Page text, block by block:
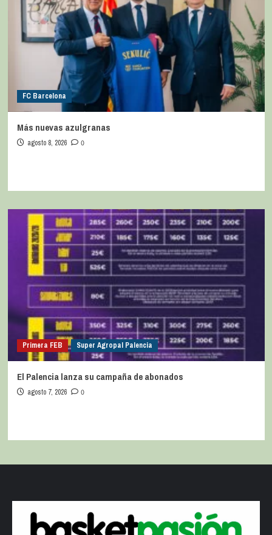
FC Barcelona
Más nuevas azulgranas
agosto 8, 2026 0
Primera FEB Super Agropal Palencia
El Palencia lanza su campaña de abonados
agosto 7, 2026 0